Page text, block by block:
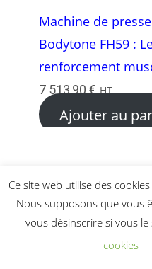
Machine de
Bodytone FH59 :
renforcement
7 513,90 € HT
Ajouter au
Ce site web utilise des
Nous supposons que vous
vous désinscrire si vous le
cookies